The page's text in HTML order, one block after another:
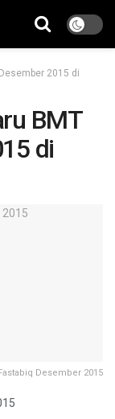
2015 di
BMT
di
Desember 2015